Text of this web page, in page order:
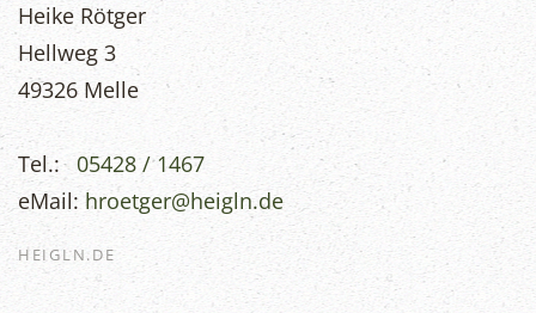
Heike Rötger
Hellweg 3
49326 Melle
Tel.:
05428 / 1467
eMail: hroetger@heigln.de
HEIGLN.DE